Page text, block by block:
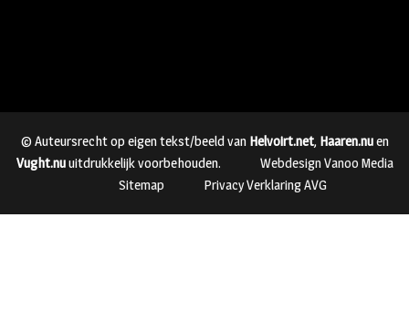
© Auteursrecht op eigen tekst/beeld van Helvoirt.net, Haaren.nuen
Vught.nuuitdrukkelijk voorbehouden.
Webdesign Vanoo Media
Sitemap
Privacy Verklaring AVG